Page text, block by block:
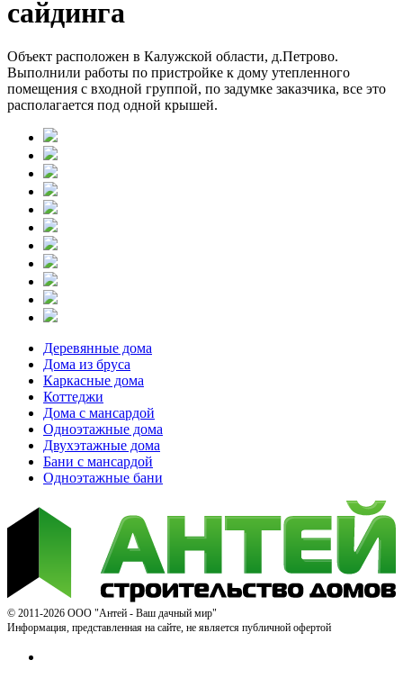
сайдинга
Объект расположен в Калужской области, д.Петрово.
Выполнили работы по пристройке к дому утепленного
помещения с входной группой, по задумке заказчика, все это
располагается под одной крышей.
Деревянные дома
Дома из бруса
Каркасные дома
Коттеджи
Дома с мансардой
Одноэтажные дома
Двухэтажные дома
Бани с мансардой
Одноэтажные бани
© 2011-2026 ООО "Антей - Ваш дачный мир"
Информация, представленная на сайте, не является публичной офертой